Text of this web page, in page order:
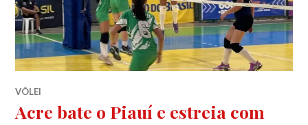
VÔLEI
Acre bate o Piauí e estreia com